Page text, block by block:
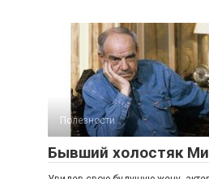
Полезности
Бывший холостяк